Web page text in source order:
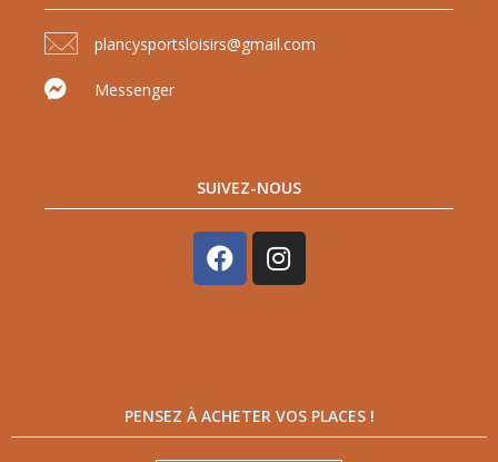
plancysportsloisirs@gmail.com
Messenger
SUIVEZ-NOUS
PENSEZ À ACHETER VOS PLACES !